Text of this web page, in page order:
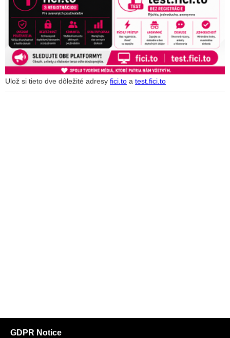
Ulož si tieto dve dôležité adresy fici.to a test.fici.to